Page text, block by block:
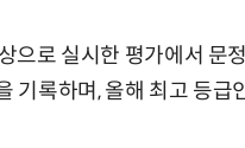
으로 실시한 평가에서 문
기록하며, 올해 최고 등급